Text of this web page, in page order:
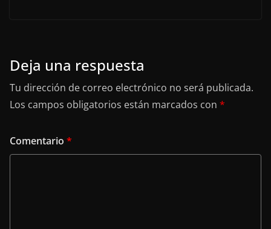
Deja una respuesta
Tu dirección de correo electrónico no será publicada.
Los campos obligatorios están marcados con *
Comentario *